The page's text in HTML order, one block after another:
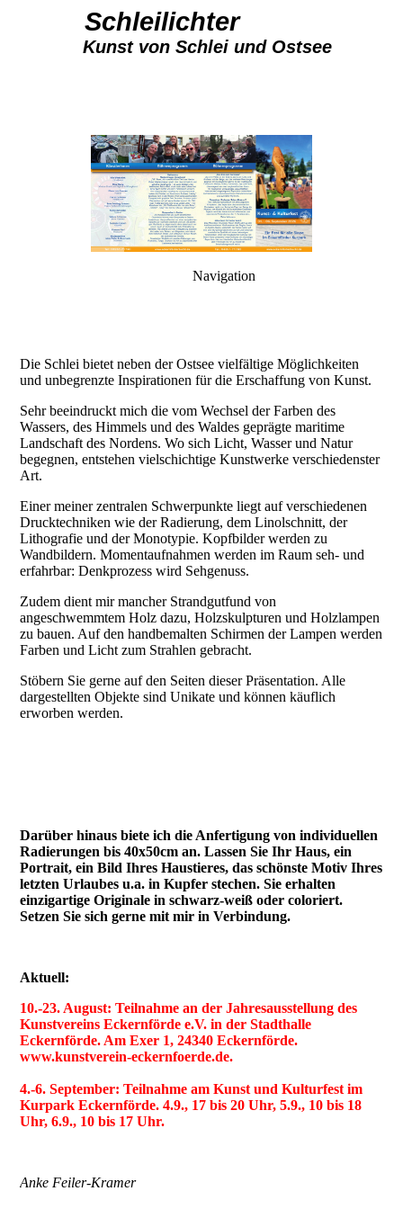
Schleilichter
Kunst von Schlei und Ostsee
Navigation
Die Schlei bietet neben der Ostsee vielfältige Möglichkeiten
und unbegrenzte Inspirationen für die Erschaffung von Kunst.
Sehr beeindruckt mich die vom Wechsel der Farben des
Wassers, des Himmels und des Waldes geprägte maritime
Landschaft des Nordens. Wo sich Licht, Wasser und Natur
begegnen, entstehen vielschichtige Kunstwerke verschiedenster
Art.
Einer meiner zentralen Schwerpunkte liegt auf verschiedenen
Drucktechniken wie der Radierung, dem Linolschnitt, der
Lithografie und der Monotypie. Kopfbilder werden zu
Wandbildern. Momentaufnahmen werden im Raum seh- und
erfahrbar: Denkprozess wird Sehgenuss.
Zudem dient mir mancher Strandgutfund von
angeschwemmtem Holz dazu, Holzskulpturen und Holzlampen
zu bauen. Auf den handbemalten Schirmen der Lampen werden
Farben und Licht zum Strahlen gebracht.
Stöbern Sie gerne auf den Seiten dieser Präsentation. Alle
dargestellten Objekte sind Unikate und können käuflich
erworben werden.
Darüber hinaus biete ich die Anfertigung von individuellen
Radierungen bis 40x50cm an. Lassen Sie Ihr Haus, ein
Portrait, ein Bild Ihres Haustieres, das schönste Motiv Ihres
letzten Urlaubes u.a. in Kupfer stechen. Sie erhalten
einzigartige Originale in schwarz-weiß oder coloriert.
Setzen Sie sich gerne mit mir in Verbindung.
Aktuell:
10.-23. August: Teilnahme an der Jahresausstellung des
Kunstvereins Eckernförde e.V. in der Stadthalle
Eckernförde. Am Exer 1, 24340 Eckernförde.
www.kunstverein-eckernfoerde.de.
4.-6. September: Teilnahme am Kunst und Kulturfest im
Kurpark Eckernförde. 4.9., 17 bis 20 Uhr, 5.9., 10 bis 18
Uhr, 6.9., 10 bis 17 Uhr.
Anke Feiler-Kramer